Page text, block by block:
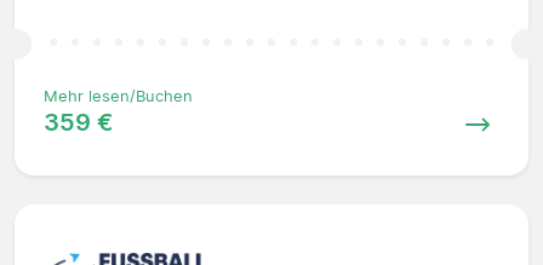
Mehr lesen/Buchen
359 €